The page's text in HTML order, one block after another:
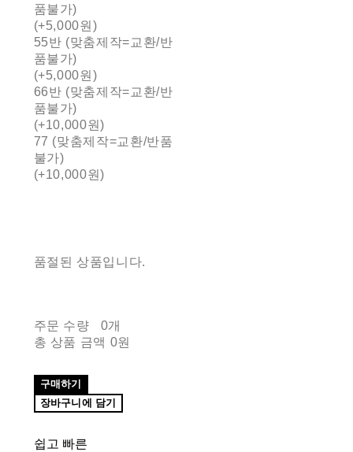
품불가)
(+5,000원)
55반 (맞춤제작=교환/반
품불가)
(+5,000원)
66반 (맞춤제작=교환/반
품불가)
(+10,000원)
77 (맞춤제작=교환/반품
불가)
(+10,000원)
품절된 상품입니다.
주문 수량
0개
총 상품 금액 0원
구매하기
장바구니에 담기
쉽고 빠른